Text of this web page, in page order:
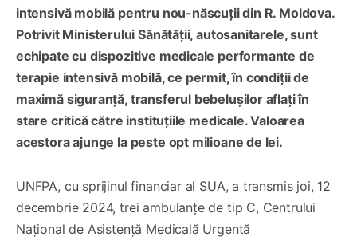
intensivă mobilă pentru nou-născuții din R. Moldova.
Potrivit Ministerului Sănătății, autosanitarele, sunt
echipate cu dispozitive medicale performante de
terapie intensivă mobilă, ce permit, în condiții de
maximă siguranță, transferul bebelușilor aflați în
stare critică către instituțiile medicale. Valoarea
acestora ajunge la peste opt milioane de lei.
UNFPA, cu sprijinul financiar al SUA, a transmis joi, 12
decembrie 2024, trei ambulanțe de tip C, Centrului
Național de Asistență Medicală Urgentă